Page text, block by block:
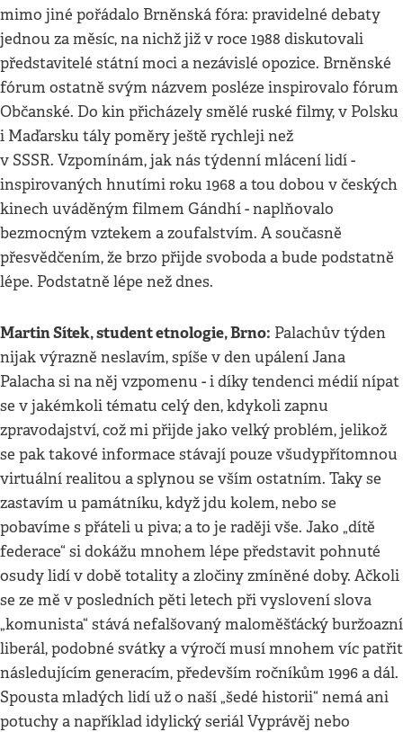
mimo jiné pořádalo Brněnská fóra: pravidelné debaty
jednou za měsíc, na nichž již v roce 1988 diskutovali
představitelé státní moci a nezávislé opozice. Brněnské
fórum ostatně svým názvem posléze inspirovalo fórum
Občanské. Do kin přicházely smělé ruské filmy, v Polsku
i Maďarsku tály poměry ještě rychleji než
v SSSR. Vzpomínám, jak nás týdenní mlácení lidí -
inspirovaných hnutími roku 1968 a tou dobou v českých
kinech uváděným filmem Gándhí - naplňovalo
bezmocným vztekem a zoufalstvím. A současně
přesvědčením, že brzo přijde svoboda a bude podstatně
lépe. Podstatně lépe než dnes.
Martin Sítek, student etnologie, Brno: Palachův týden
nijak výrazně neslavím, spíše v den upálení Jana
Palacha si na něj vzpomenu - i díky tendenci médií nípat
se v jakémkoli tématu celý den, kdykoli zapnu
zpravodajství, což mi přijde jako velký problém, jelikož
se pak takové informace stávají pouze všudypřítomnou
virtuální realitou a splynou se vším ostatním. Taky se
zastavím u památníku, když jdu kolem, nebo se
pobavíme s přáteli u piva; a to je raději vše. Jako „dítě
federace“ si dokážu mnohem lépe představit pohnuté
osudy lidí v době totality a zločiny zmíněné doby. Ačkoli
se ze mě v posledních pěti letech při vyslovení slova
„komunista“ stává nefalšovaný maloměšťácký buržoazní
liberál, podobné svátky a výročí musí mnohem víc patřit
následujícím generacím, především ročníkům 1996 a dál.
Spousta mladých lidí už o naší „šedé historii“ nemá ani
potuchy a například idylický seriál Vyprávěj nebo